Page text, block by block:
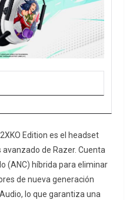
Edition es el headset
de Razer. Cuenta
(ANC) híbrida para eliminar
de nueva generación
lo que garantiza una